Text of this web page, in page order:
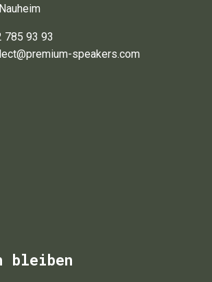
785 93 93
speakers.com
bleiben